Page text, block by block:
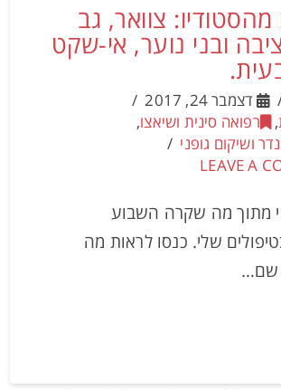
מהסטודיו: צוואר, גב
ובני נוער, אי-שקט
דצמבר 24, 2017
, רפואה סינית ושיאצו,
ושיקום גופני
מתוך מה שקרה השבוע
שלי. כנסו לראות מה
שם…